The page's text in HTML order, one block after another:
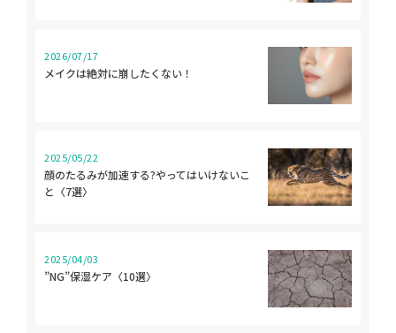
2026/07/17
メイクは絶対に崩したくない！
2025/05/22
顔のたるみが加速する?やってはいけないこ
と〈7選〉
2025/04/03
”NG”保湿ケア〈10選〉